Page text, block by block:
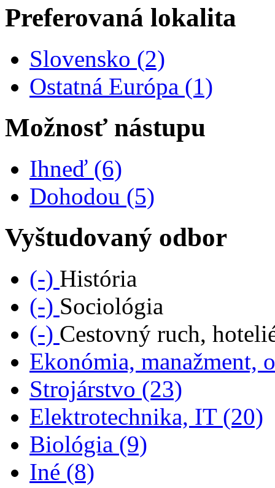
Preferovaná lokalita
Slovensko (2)
Ostatná Európa (1)
Možnosť nástupu
Ihneď (6)
Dohodou (5)
Vyštudovaný odbor
(-) Remove História filter
História
(-)
Remove Sociológia filter
Sociológia
(-)
Remove Cestovný ruch, hoteliérstvo filter
Cestovný ruch,
Ekonómia, manažment,
Strojárstvo (23)
Elektrotechnika, IT (20)
Biológia (9)
Iné (8)